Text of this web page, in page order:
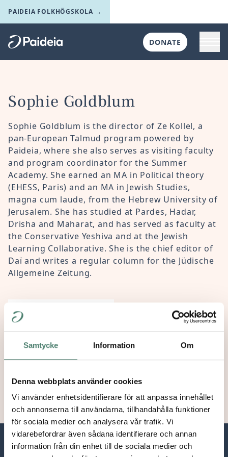
Samtycke Information Om
Denna webbplats använder cookies
Vi använder enhetsidentifierare för att anpassa innehållet
och annonserna till användarna, tillhandahålla funktioner
för sociala medier och analysera vår trafik. Vi
vidarebefordrar även sådana identifierare och annan
information från din enhet till de sociala medier och
Skip to main content
PAIDEIA FOLKHÖGSKOLA →
Till startsidan
DONATE
Sophie Goldblum
Sophie Goldblum is the director of Ze Kollel, a
pan-European Talmud program powered by
Paideia, where she also serves as visiting faculty
and program coordinator for the Summer
Academy. She earned an MA in Political theory
(EHESS, Paris) and an MA in Jewish Studies,
magna cum laude, from the Hebrew University of
Jerusalem. She has studied at Pardes, Hadar,
Drisha and Maharat, and has served as faculty at
the Conservative Yeshiva and at the Jewish
Learning Collaborative. She is the chief editor of
Daï and writes a regular column for the Jüdische
Allgemeine Zeitung.
Program
Coordinator
Summer Academy
sophie.bigot.goldblum@paideia-